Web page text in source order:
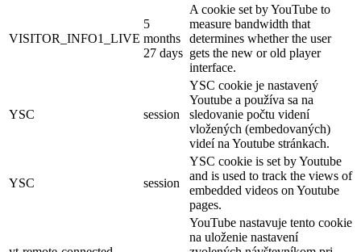
VISITOR_INFO1_LIVE
5
months
27 days
A cookie set by YouTube to
measure bandwidth that
determines whether the user
gets the new or old player
interface.
YSC session
YSC cookie je nastavený
Youtube a používa sa na
sledovanie počtu videní
vložených (embedovaných)
videí na Youtube stránkach.
YSC session
YSC cookie is set by Youtube
and is used to track the views of
embedded videos on Youtube
pages.
YouTube nastavuje tento cookie
na uloženie nastavení